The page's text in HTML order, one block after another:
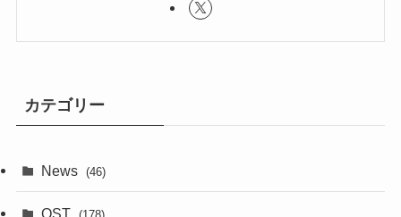
カテゴリー
News (46)
OST